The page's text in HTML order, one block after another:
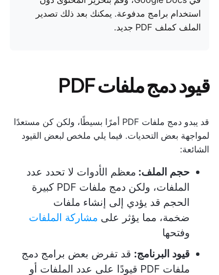
استخدام برامج مدفوعة. يمكنك بعد ذلك تصدير
الملف كملف PDF جديد.
قيود دمج ملفات PDF
قد يبدو دمج ملفات PDF أمرًا بسيطًا، ولكن كن مستعدًا
لمواجهة بعض التحديات. فيما يلي ملخص لبعض القيود
الشائعة:
حجم الملف: معظم الأدوات لا تحدد عدد
الملفات، ولكن دمج ملفات PDF كبيرة
الحجم قد يؤدي إلى إنشاء ملفات
ضخمة، مما يؤثر على مشاركة الملفات
وفتحها
قيود البرنامج: قد تفرض بعض برامج دمج
ملفات PDF قيودًا على عدد الملفات أو